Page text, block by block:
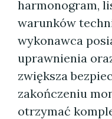
harmonogram,
warunków
wykonawca
uprawnienia
zwiększa
zakończeniu
otrzymać